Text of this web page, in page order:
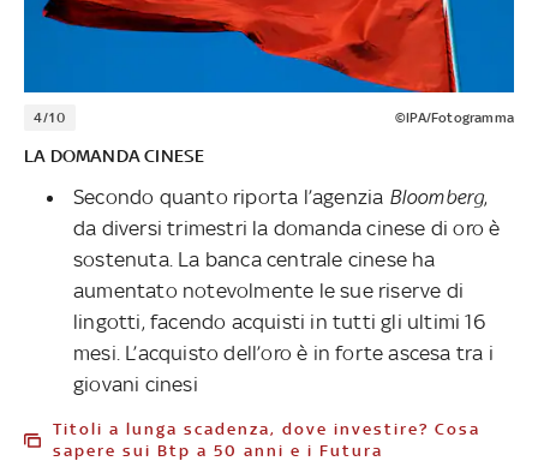
4/10 ©IPA/Fotogramma
LA DOMANDA CINESE
Secondo quanto riporta l’agenzia Bloomberg,
da diversi trimestri la domanda cinese di oro è
sostenuta. La banca centrale cinese ha
aumentato notevolmente le sue riserve di
lingotti, facendo acquisti in tutti gli ultimi 16
mesi. L’acquisto dell’oro è in forte ascesa tra i
giovani cinesi
Titoli a lunga scadenza, dove investire? Cosa
sapere sui Btp a 50 anni e i Futura